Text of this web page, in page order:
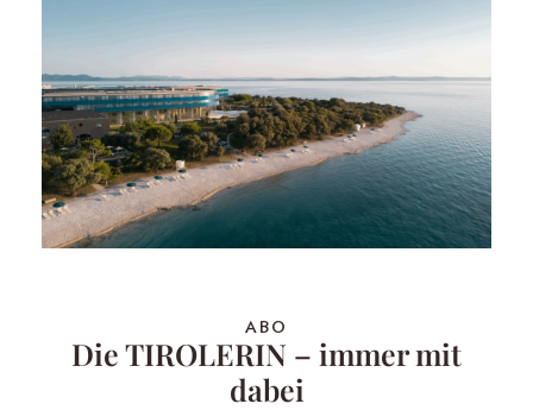
ABO
Die TIROLERIN – immer mit
dabei